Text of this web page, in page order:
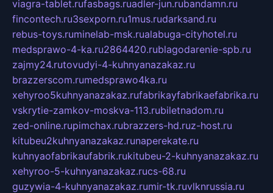
viagra-tablet.rufasbags.ruadler-jun.rubandamn.ru
fincontech.ru3sexporn.ru1mus.rudarksand.ru
rebus-toys.ruminelab-msk.rualabuga-cityhotel.ru
medsprawo-4-ka.ru2864420.rublagodarenie-spb.ru
zajmy24.rutovudyi-4-kuhnyanazakaz.ru
brazzerscom.rumedsprawo4ka.ru
xehyroo5kuhnyanazakaz.rufabrikayfabrikaefabrika.ru
vskrytie-zamkov-moskva-113.rubiletnadom.ru
zed-online.rupimchax.rubrazzers-hd.ruz-host.ru
kitubeu2kuhnyanazakaz.runaperekate.ru
kuhnyaofabrikaufabrik.rukitubeu-2-kuhnyanazakaz.ru
xehyroo-5-kuhnyanazakaz.rucs-68.ru
guzywia-4-kuhnyanazakaz.rumir-tk.ruvlknrussia.ru